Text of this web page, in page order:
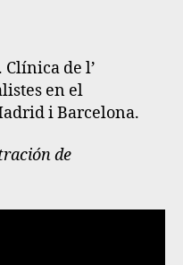
Clínica de l’
en el
i Barcelona.
de